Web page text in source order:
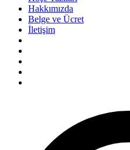
Hakkımızda
Belge ve Ücret
İletişim